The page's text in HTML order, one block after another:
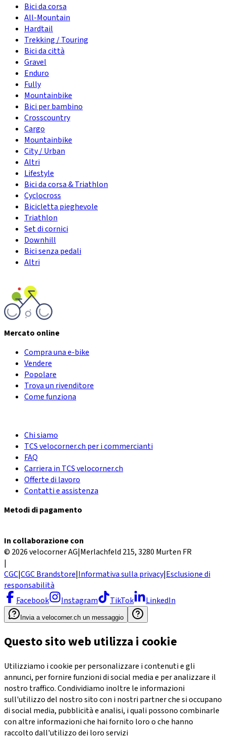
Bici da corsa
All-Mountain
Hardtail
Trekking / Touring
Bici da città
Gravel
Enduro
Fully
Mountainbike
Bici per bambino
Crosscountry
Cargo
Mountainbike
City / Urban
Altri
Lifestyle
Bici da corsa & Triathlon
Cyclocross
Bicicletta pieghevole
Triathlon
Set di cornici
Downhill
Bici senza pedali
Altri
Mercato online
Compra una e-bike
Vendere
Popolare
Trova un rivenditore
Come funziona
Chi siamo
TCS velocorner.ch per i commercianti
FAQ
Carriera in TCS velocorner.ch
Offerte di lavoro
Contatti e assistenza
Metodi di pagamento
In collaborazione con
© 2026 velocorner AG|Merlachfeld 215, 3280 Murten FR
|
CGC|CGC Brandstore|Informativa sulla privacy|Esclusione di
responsabilità
Facebook
Instagram TikTok LinkedIn
Invia a velocorner.ch un messaggio
Questo sito web utilizza i cookie
Utilizziamo i cookie per personalizzare i contenuti e gli
annunci, per fornire funzioni di social media e per analizzare il
nostro traffico. Condividiamo inoltre le informazioni
sull'utilizzo del nostro sito con i nostri partner che si occupano
di social media, pubblicità e analisi, i quali possono combinarle
con altre informazioni che hai fornito loro o che hanno
raccolto dall'utilizzo dei loro servizi